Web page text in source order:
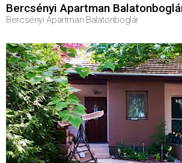
Bercsényi Apartman
Bercsényi Apartman Balatonboglár